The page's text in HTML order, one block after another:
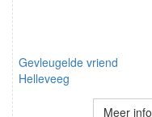
Gevleugelde vriend
Helleveeg
Meer info